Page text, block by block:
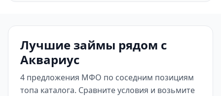
Лучшие займы рядом с
Аквариус
4 предложения МФО по соседним позициям
топа каталога. Сравните условия и возьмите